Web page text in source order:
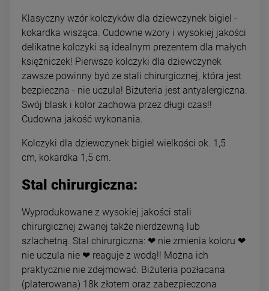
Klasyczny wzór kolczyków dla dziewczynek bigiel -
kokardka wisząca. Cudowne wzory i wysokiej jakości
delikatne kolczyki są idealnym prezentem dla małych
księżniczek! Pierwsze kolczyki dla dziewczynek
zawsze powinny być ze stali chirurgicznej, która jest
bezpieczna - nie uczula! Biżuteria jest antyalergiczna.
Swój blask i kolor zachowa przez długi czas!!
Cudowna jakość wykonania.
Kolczyki dla dziewczynek bigiel wielkości ok. 1,5
cm, kokardka 1,5 cm.
Stal chirurgiczna:
Wyprodukowane z wysokiej jakości stali
chirurgicznej zwanej także nierdzewną lub
szlachetną. Stal chirurgiczna: ❤ nie zmienia koloru ❤
nie uczula nie ❤ reaguje z wodą!! Można ich
praktycznie nie zdejmować. Biżuteria pozłacana
(platerowana) 18k złotem oraz zabezpieczona